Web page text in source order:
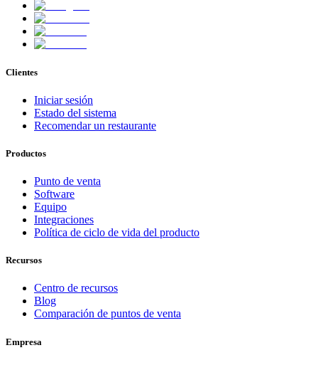
Clientes
Iniciar sesión
Estado del sistema
Recomendar un restaurante
Productos
Punto de venta
Software
Equipo
Integraciones
Política de ciclo de vida del producto
Recursos
Centro de recursos
Blog
Comparación de puntos de venta
Empresa